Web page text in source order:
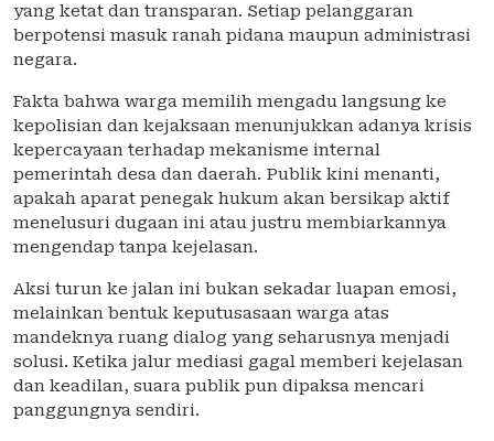
yang ketat dan transparan. Setiap pelanggaran
berpotensi masuk ranah pidana maupun administrasi
negara.
Fakta bahwa warga memilih mengadu langsung ke
kepolisian dan kejaksaan menunjukkan adanya krisis
kepercayaan terhadap mekanisme internal
pemerintah desa dan daerah. Publik kini menanti,
apakah aparat penegak hukum akan bersikap aktif
menelusuri dugaan ini atau justru membiarkannya
mengendap tanpa kejelasan.
Aksi turun ke jalan ini bukan sekadar luapan emosi,
melainkan bentuk keputusasaan warga atas
mandeknya ruang dialog yang seharusnya menjadi
solusi. Ketika jalur mediasi gagal memberi kejelasan
dan keadilan, suara publik pun dipaksa mencari
panggungnya sendiri.